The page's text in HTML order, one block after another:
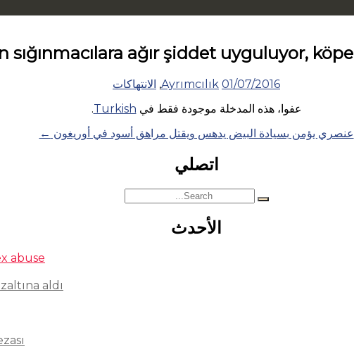
sığınmacılara ağır şiddet uyguluyor,
01/07/2016
Ayrımcılık
, الانتهاكات
عفوا، هذه المدخلة موجودة فقط في Turkish
.
عنصري يؤمن بسيادة البيض يدهس ويقتل مراهق أسود في أوريغون ←
اتصلي
Search
for:
الأحدث
abuse
aldı